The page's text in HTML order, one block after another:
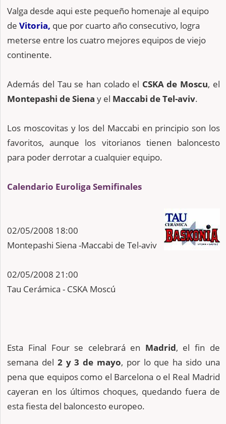
Valga desde aqui este pequeño homenaje al equipo
deVitoria, que por cuarto año consecutivo, logra
meterse entre los cuatro mejores equipos de viejo
continente.
Además del Tau se han colado el CSKA de Moscu, el
Montepashi de Siena y el Maccabi de Tel-aviv.
Los moscovitas y los del Maccabi en principio son los
favoritos, aunque los vitorianos tienen baloncesto
para poder derrotar a cualquier equipo.
Calendario Euroliga Semifinales
02/05/2008 18:00
Montepashi Siena -Maccabi de Tel-aviv
02/05/2008 21:00
Tau Cerámica - CSKA Moscú
Esta Final Four se celebrará en Madrid, el fin de
semana del 2 y 3 de mayo, por lo que ha sido una
pena que equipos como el Barcelona o el Real Madrid
cayeran en los últimos choques, quedando fuera de
esta fiesta del baloncesto europeo.